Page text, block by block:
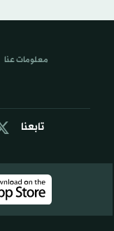
تابعنا
معلومات عنا